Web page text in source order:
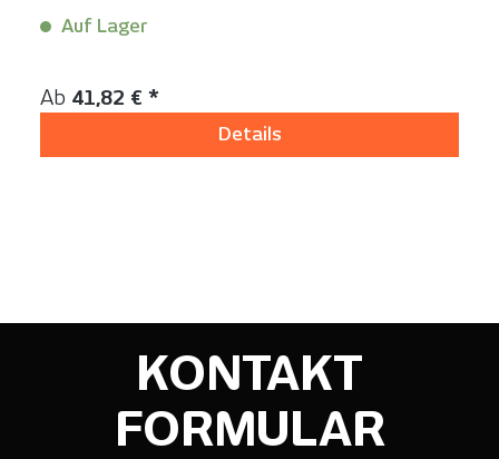
Auf Lager
Regulärer Preis:
Ab 41,82 € *
Details
KONTAKT
FORMULAR